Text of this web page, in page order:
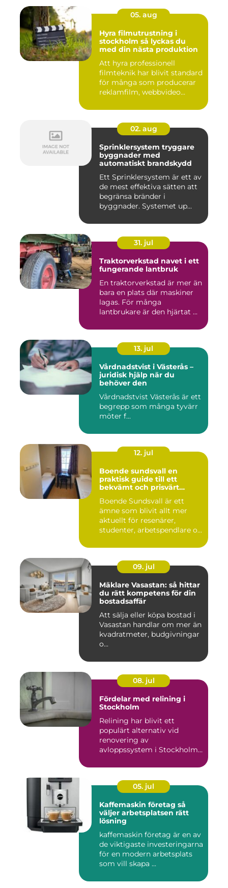
05. aug
Hyra filmutrustning i
stockholm så lyckas du
med din nästa produktion
Att hyra professionell
filmteknik har blivit standard
för många som producerar
reklamfilm, webbvideo...
02. aug
Sprinklersystem tryggare
byggnader med
automatiskt brandskydd
Ett Sprinklersystem är ett av
de mest effektiva sätten att
begränsa bränder i
byggnader. Systemet up...
31. jul
Traktorverkstad navet i ett
fungerande lantbruk
En traktorverkstad är mer än
bara en plats där maskiner
lagas. För många
lantbrukare är den hjärtat ...
13. jul
Vårdnadstvist i Västerås –
juridisk hjälp när du
behöver den
Vårdnadstvist Västerås är ett
begrepp som många tyvärr
möter f...
12. jul
Boende sundsvall en
praktisk guide till ett
bekvämt och prisvärt
Boende Sundsvall är ett
ämne som blivit allt mer
aktuellt för resenärer,
studenter, arbetspendlare o...
09. jul
Mäklare Vasastan: så hittar
du rätt kompetens för din
bostadsaffär
Att sälja eller köpa bostad i
Vasastan handlar om mer än
kvadratmeter, budgivningar
o...
08. jul
Fördelar med relining i
Stockholm
Relining har blivit ett
populärt alternativ vid
renovering av
avloppssystem i Stockholm.
05. jul
Kaffemaskin företag så
väljer arbetsplatsen rätt
lösning
kaffemaskin företag är en av
de viktigaste investeringarna
för en modern arbetsplats
som vill skapa ...